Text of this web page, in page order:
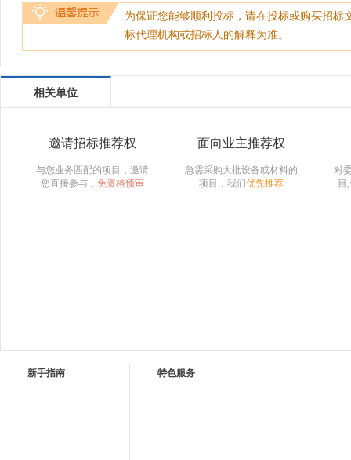
为保证您能够顺利投标，请在投标或购买招
标代理机构或招标人的解释为准。
相关单位
邀请招标推荐权
与您业务匹配的项目，邀请
您直接参与， 免资格预审
面向业主推荐权
急需采购大批设备或材料的
项目，我们优先推荐
对
目
新手指南 特色服务